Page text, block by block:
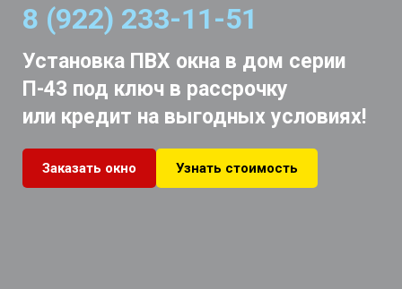
8 (922) 233-11-51
Установка ПВХ окна в дом серии
П-43 под ключ в рассрочку
или кредит на выгодных условиях!
Заказать окно Узнать стоимость